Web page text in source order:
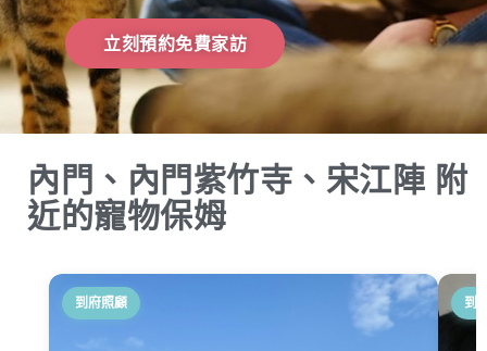
立刻預約免費家訪
內門、內門紫竹寺、宋江陣 附
近的寵物保姆
到府照顧 到